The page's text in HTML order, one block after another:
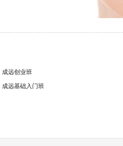
成远创业班
成远基础入门班